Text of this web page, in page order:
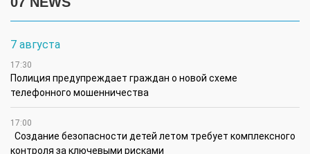
7 августа
17:30
Полиция предупреждает граждан о новой схеме
телефонного мошенничества
17:00
Создание безопасности детей летом требует комплексного
контроля за ключевыми рисками